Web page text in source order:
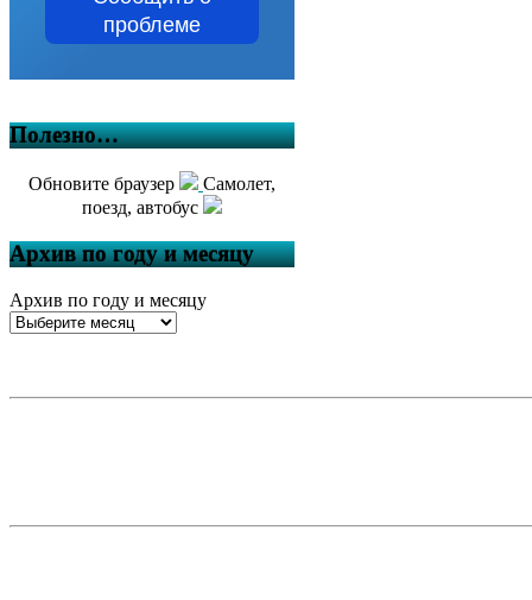
проблеме
Полезно…
Обновите браузер
Самолет,
поезд, автобус
Архив по году и месяцу
Архив по году и месяцу